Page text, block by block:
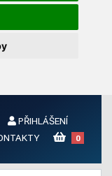
PŘIHLÁŠENÍ
0